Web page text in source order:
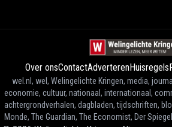
Over onsContactAdverterenHuisregels
wel.nl, wel, Welingelichte Kringen, media,
economie, cultuur, nationaal, internationaal,
achtergrondverhalen, dagbladen, tijdschriften,
Monde, The Guardian, The Economist, Der